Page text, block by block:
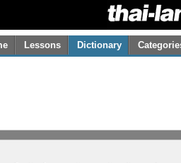
Lessons Dictionary